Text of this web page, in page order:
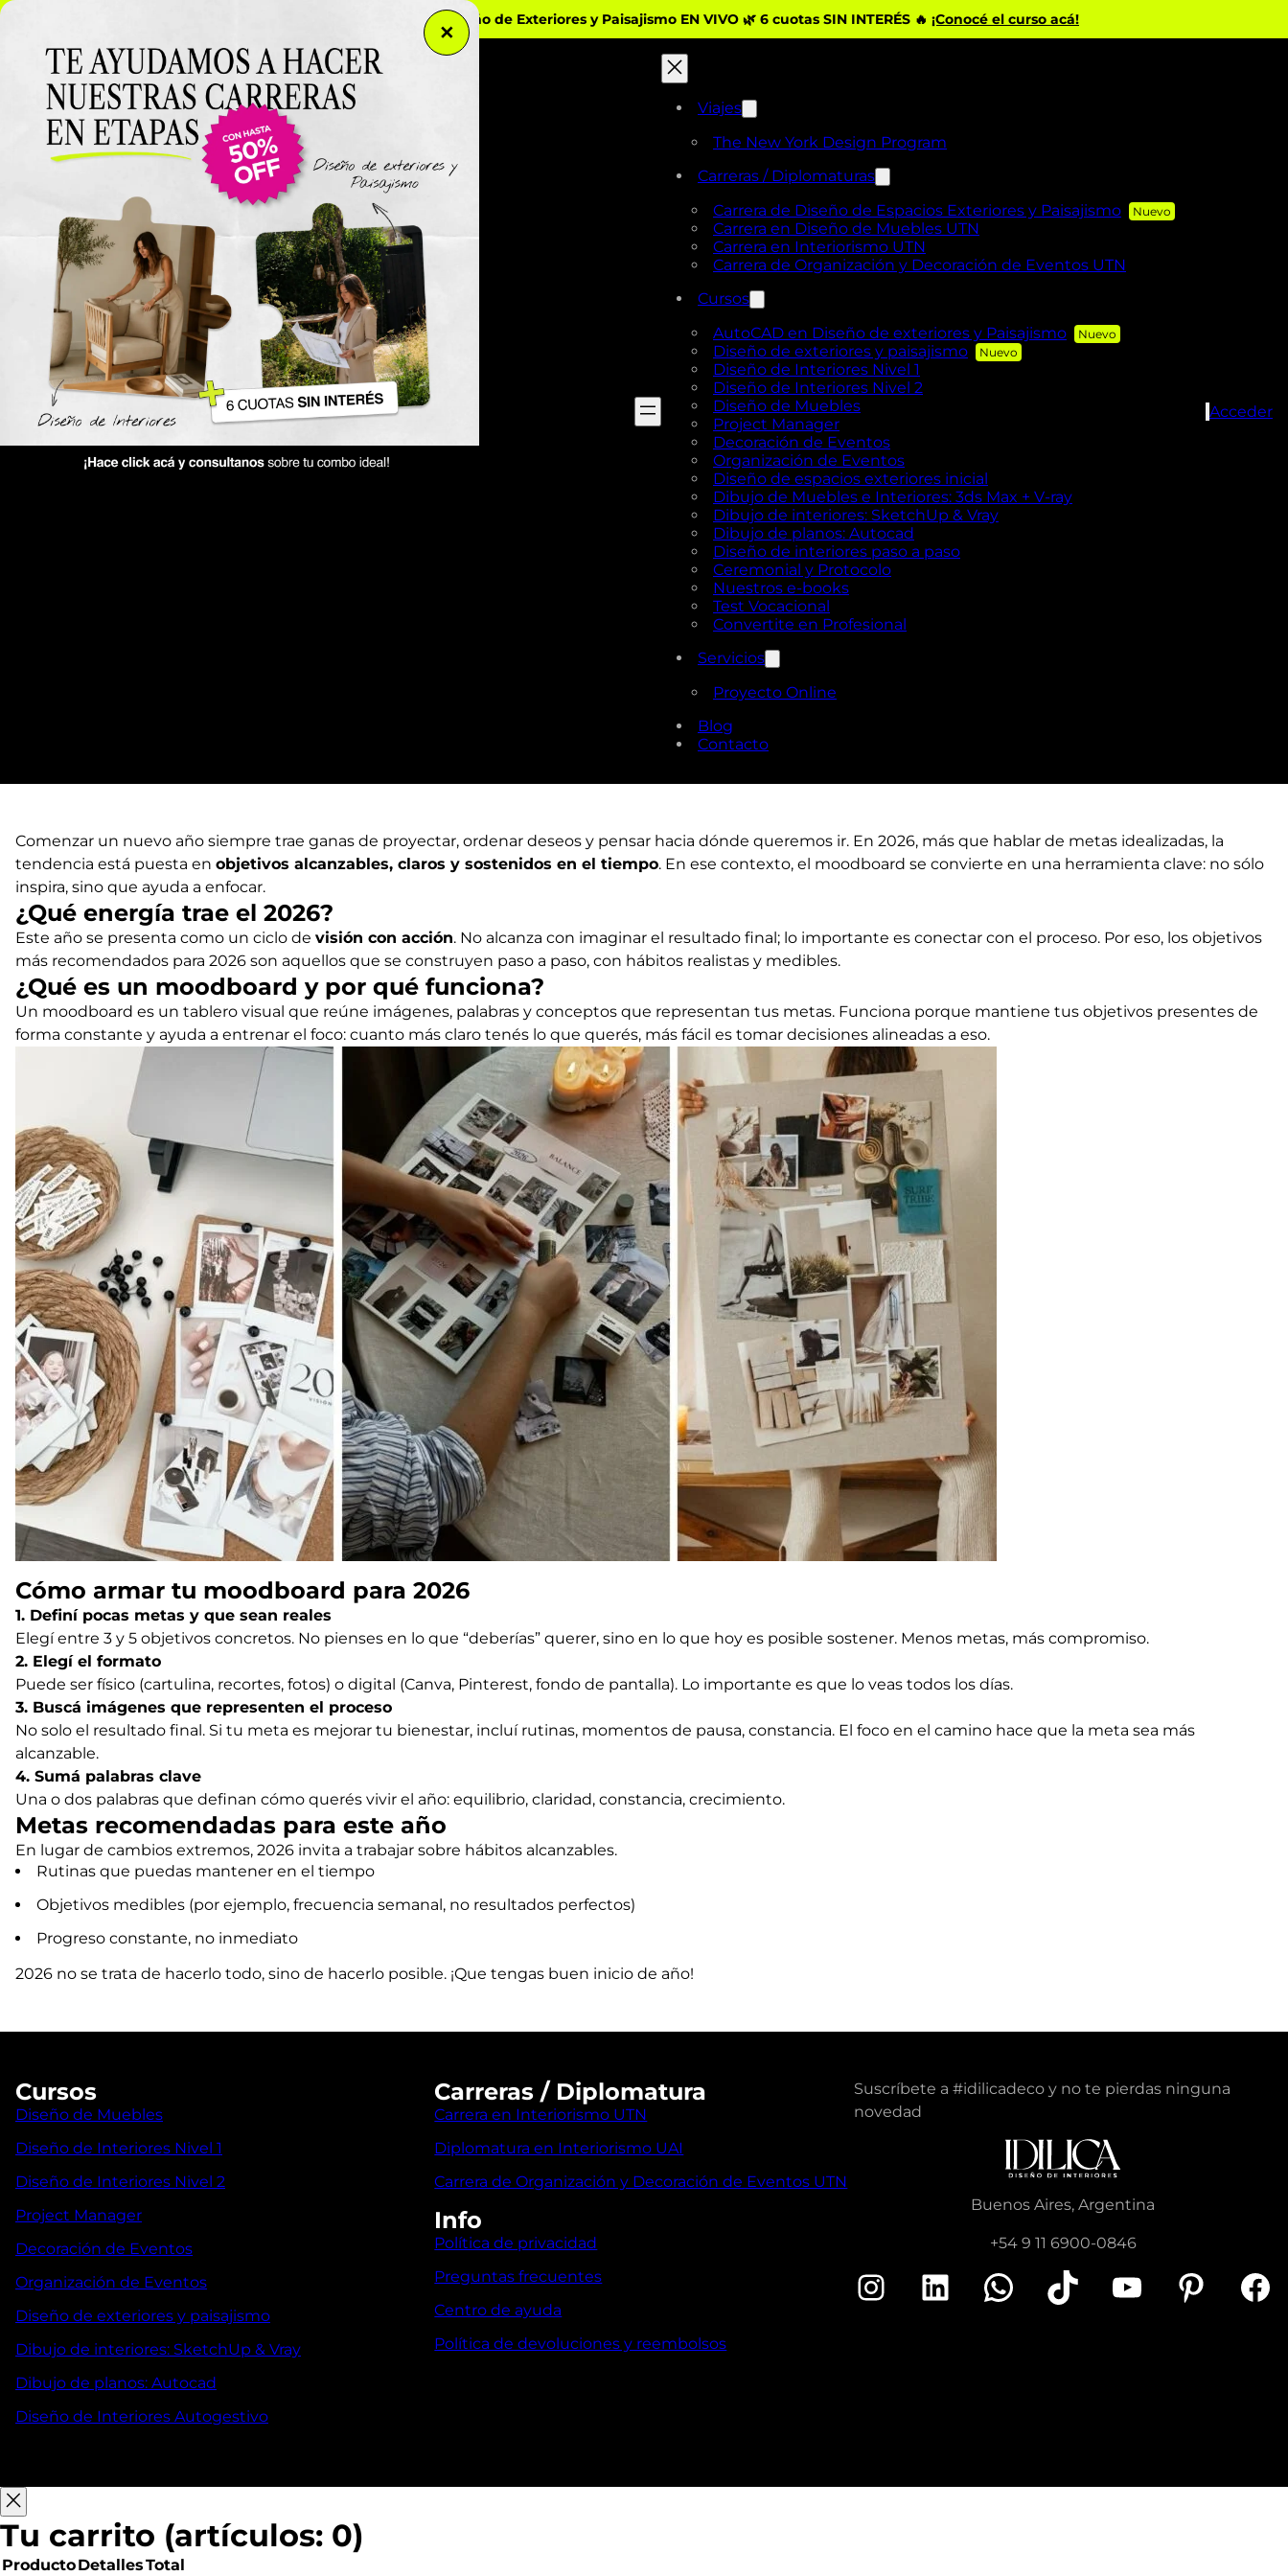
NUEVO LANZAMIENTO: Curso de Diseño de Exteriores y Paisajismo EN VIVO 🌿 6 cuotas SIN INTERÉS 🔥 ¡Conocé el curso acá!
Viajes
The New York Design Program
Carreras / Diplomaturas
Carrera de Diseño de Espacios Exteriores y Paisajismo
Carrera en Diseño de Muebles UTN
Carrera en Interiorismo UTN
Carrera de Organización y Decoración de Eventos UTN
Cursos
AutoCAD en Diseño de exteriores y Paisajismo
Diseño de exteriores y paisajismo
Diseño de Interiores Nivel 1
Diseño de Interiores Nivel 2
Diseño de Muebles
Project Manager
Decoración de Eventos
Organización de Eventos
Diseño de espacios exteriores inicial
Dibujo de Muebles e Interiores: 3ds Max + V-ray
Dibujo de interiores: SketchUp & Vray
Dibujo de planos: Autocad
Diseño de interiores paso a paso
Ceremonial y Protocolo
Nuestros e-books
Test Vocacional
Convertite en Profesional
Servicios
Proyecto Online
Blog
Contacto
Acceder
Comenzar un nuevo año siempre trae ganas de proyectar, ordenar deseos y pensar hacia dónde queremos ir. En 2026, más que hablar de metas idealizadas, la
tendencia está puesta en objetivos alcanzables, claros y sostenidos en el tiempo. En ese contexto, el moodboard se convierte en una herramienta clave: no sólo
inspira, sino que ayuda a enfocar.
¿Qué energía trae el 2026?
Este año se presenta como un ciclo de visión con acción. No alcanza con imaginar el resultado final; lo importante es conectar con el proceso. Por eso, los objetivos
más recomendados para 2026 son aquellos que se construyen paso a paso, con hábitos realistas y medibles.
¿Qué es un moodboard y por qué funciona?
Un moodboard es un tablero visual que reúne imágenes, palabras y conceptos que representan tus metas. Funciona porque mantiene tus objetivos presentes de
forma constante y ayuda a entrenar el foco: cuanto más claro tenés lo que querés, más fácil es tomar decisiones alineadas a eso.
Cómo armar tu moodboard para 2026
1. Definí pocas metas y que sean reales
Elegí entre 3 y 5 objetivos concretos. No pienses en lo que “deberías” querer, sino en lo que hoy es posible sostener. Menos metas, más compromiso.
2. Elegí el formato
Puede ser físico (cartulina, recortes, fotos) o digital (Canva, Pinterest, fondo de pantalla). Lo importante es que lo veas todos los días.
3. Buscá imágenes que representen el proceso
No solo el resultado final. Si tu meta es mejorar tu bienestar, incluí rutinas, momentos de pausa, constancia. El foco en el camino hace que la meta sea más
alcanzable.
4. Sumá palabras clave
Una o dos palabras que definan cómo querés vivir el año: equilibrio, claridad, constancia, crecimiento.
Metas recomendadas para este año
En lugar de cambios extremos, 2026 invita a trabajar sobre hábitos alcanzables.
Rutinas que puedas mantener en el tiempo
Objetivos medibles (por ejemplo, frecuencia semanal, no resultados perfectos)
Progreso constante, no inmediato
2026 no se trata de hacerlo todo, sino de hacerlo posible. ¡Que tengas buen inicio de año!
Cursos
Diseño de Muebles
Diseño de Interiores Nivel 1
Diseño de Interiores Nivel 2
Project Manager
Decoración de Eventos
Organización de Eventos
Diseño de exteriores y paisajismo
Dibujo de interiores: SketchUp & Vray
Dibujo de planos: Autocad
Diseño de Interiores Autogestivo
Carreras / Diplomatura
Carrera en Interiorismo UTN
Diplomatura en Interiorismo UAI
Carrera de Organización y Decoración de Eventos UTN
Info
Política de privacidad
Preguntas frecuentes
Centro de ayuda
Política de devoluciones y reembolsos
Suscríbete a #idilicadeco y no te pierdas ninguna
novedad
Buenos Aires, Argentina
+54 9 11 6900-0846
Instagram LinkedIn WhatsApp TikTok YouTube Pinterest Facebook
Tu carrito (artículos: 0)
ProductoDetallesTotal
✕